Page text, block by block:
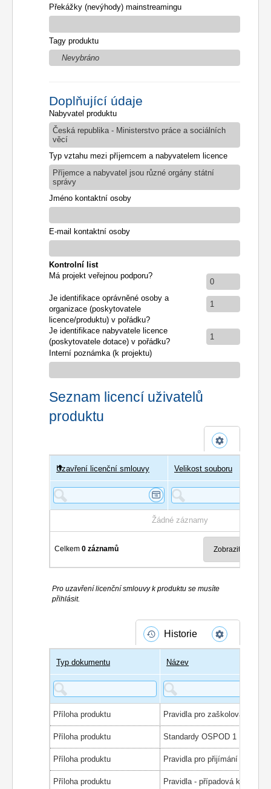
Překážky (nevýhody) mainstreamingu
Tagy produktu
Nevybráno
Doplňující údaje
Nabyvatel produktu
Česká republika - Ministerstvo práce a sociálních
věcí
Typ vztahu mezi příjemcem a nabyvatelem licence
Příjemce a nabyvatel jsou různé orgány státní
správy
Jméno kontaktní osoby
E-mail kontaktní osoby
Kontrolní list
Má projekt veřejnou podporu?
0
Je identifikace oprávněné osoby a
organizace (poskytovatele
licence/produktu) v pořádku?
1
Je identifikace nabyvatele licence
(poskytovatele dotace) v pořádku?
1
Interní poznámka (k projektu)
Seznam licencí uživatelů
produktu
Uživatel
Uzavření licenční smlouvy Velikost souboru
Žádné záznamy
Celkem0 záznamů
Pro uzavření licenční smlouvy k produktu se musíte
přihlásit.
Historie
Typ dokumentu Název
Příloha produktu Pravidla pro zaškolování
Příloha produktu Standardy OSPOD 1
Příloha produktu
Příloha produktu Pravidla - případová